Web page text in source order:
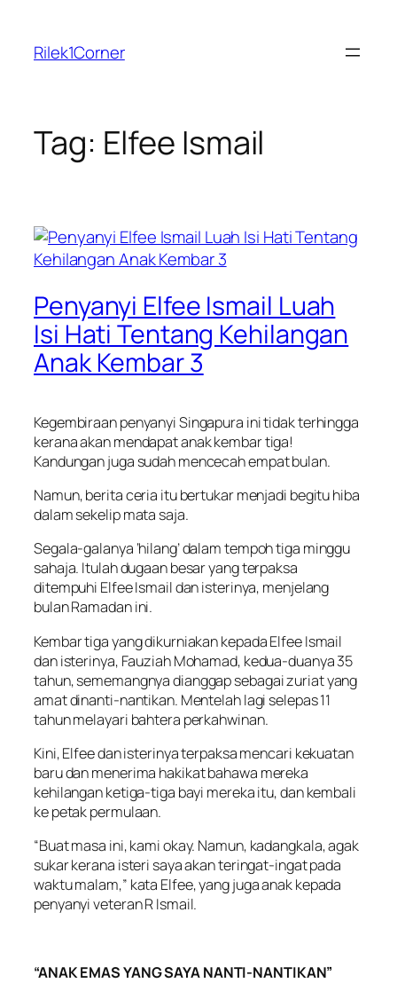
content
Rilek1Corner
Tag: Elfee Ismail
Penyanyi Elfee Ismail Luah
Isi Hati Tentang Kehilangan
Anak Kembar 3
Kegembiraan penyanyi Singapura ini tidak terhingga
kerana akan mendapat anak kembar tiga!
Kandungan juga sudah mencecah empat bulan.
Namun, berita ceria itu bertukar menjadi begitu hiba
dalam sekelip mata saja.
Segala-galanya ‘hilang’ dalam tempoh tiga minggu
sahaja. Itulah dugaan besar yang terpaksa
ditempuhi Elfee Ismail dan isterinya, menjelang
bulan Ramadan ini.
Kembar tiga yang dikurniakan kepada Elfee Ismail
dan isterinya, Fauziah Mohamad, kedua-duanya 35
tahun, sememangnya dianggap sebagai zuriat yang
amat dinanti-nantikan. Mentelah lagi selepas 11
tahun melayari bahtera perkahwinan.
Kini, Elfee dan isterinya terpaksa mencari kekuatan
baru dan menerima hakikat bahawa mereka
kehilangan ketiga-tiga bayi mereka itu, dan kembali
ke petak permulaan.
“Buat masa ini, kami okay. Namun, kadangkala, agak
sukar kerana isteri saya akan teringat-ingat pada
waktu malam,” kata Elfee, yang juga anak kepada
penyanyi veteran R Ismail.
“ANAK EMAS YANG SAYA NANTI-NANTIKAN”